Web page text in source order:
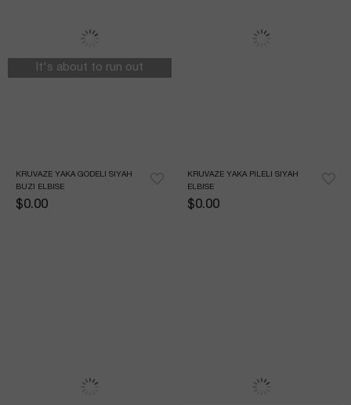
KRUVAZE YAKA GODELI SIYAH
BUZI ELBISE
$0.00
It's about to run out
KRUVAZE YAKA PILELI SIYAH
ELBISE
$0.00